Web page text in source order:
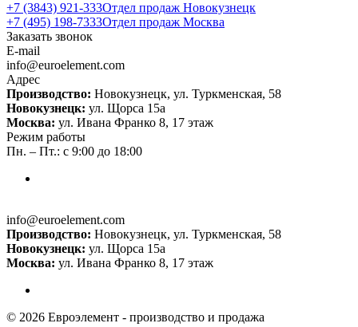
+7 (3843) 921-333Отдел продаж Новокузнецк
+7 (495) 198-7333Отдел продаж Москва
Заказать звонок
E-mail
info@euroelement.com
Адрес
Производство: Новокузнецк, ул. Туркменская, 58
Новокузнецк: ул. Щорса 15а
Москва: ул. Ивана Франко 8, 17 этаж
Режим работы
Пн. – Пт.: с 9:00 до 18:00
info@euroelement.com
Производство: Новокузнецк, ул. Туркменская, 58
Новокузнецк: ул. Щорса 15а
Москва: ул. Ивана Франко 8, 17 этаж
© 2026 Евроэлемент - производство и продажа